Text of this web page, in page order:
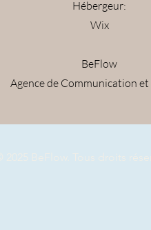
Hébergeur:
Wix
BeFlow
Agence de Communication et
© 2025 BeFlow. Tous droits